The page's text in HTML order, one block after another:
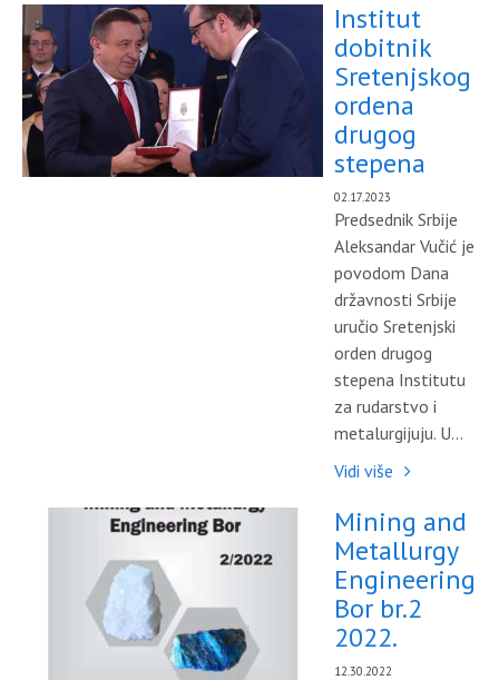
Institut
dobitnik
Sretenjskog
ordena
drugog
stepena
02.17.2023
Predsednik Srbije
Aleksandar Vučić je
povodom Dana
državnosti Srbije
uručio Sretenjski
orden drugog
stepena Institutu
za rudarstvo i
metalurgijuju. U...
Vidi više
Mining and
Metallurgy
Engineering
Bor br.2
2022.
12.30.2022